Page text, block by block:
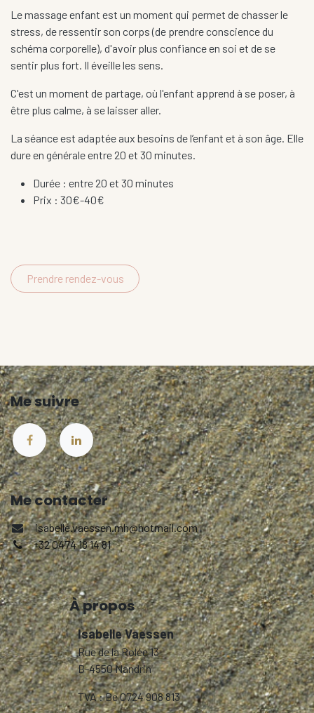
Le massage enfant est un moment qui permet de chasser le
stress, de ressentir son corps (de prendre conscience du
schéma corporelle), d'avoir plus confiance en soi et de se
sentir plus fort. Il éveille les sens.
C'est un moment de partage, où l'enfant apprend à se poser, à
être plus calme, à se laisser aller.
La séance est adaptée aux besoins de l’enfant et à son âge. Elle
dure en générale entre 20 et 30 minutes.
Durée : entre 20 et 30 minutes
Prix : 30€-40€
Prendre rendez-vous
Me suivre
Me contacter
isabelle.vaessen.mh@hotmail.com
+32 0474 18 14 81
À propos
Isabelle Vaessen
Rue de la Rolée 13
B-4550 Nandrin
TVA : Be 0724 908 813